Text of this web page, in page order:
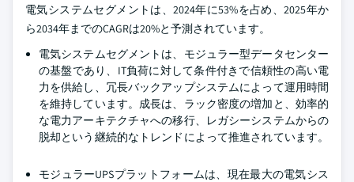
電気システムセグメントは、2024年に53%を占め、2025年か
ら2034年までのCAGRは20%と予測されています。
電気システムセグメントは、モジュラー型データセンター
の基盤であり、IT負荷に対して条件付きで信頼性の高い電
力を供給し、冗長バックアップシステムによって運用時間
を維持しています。成長は、ラック密度の増加と、効率的
な電力アーキテクチャへの移行、レガシーシステムからの
脱却という継続的なトレンドによって推進されています。
モジュラーUPSプラットフォームは、現在最大の電気シス